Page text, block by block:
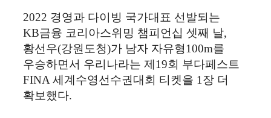
2022 경영과 다이빙 국가대표 선발되는
KB금융 코리아스위밍 챔피언십 셋째 날,
황선우(강원도청)가 남자 자유형100m를
우승하면서 우리나라는 제 19회 부다페스트
FINA 세계수영선수권대회 티켓을 1 장 더
확보했다.